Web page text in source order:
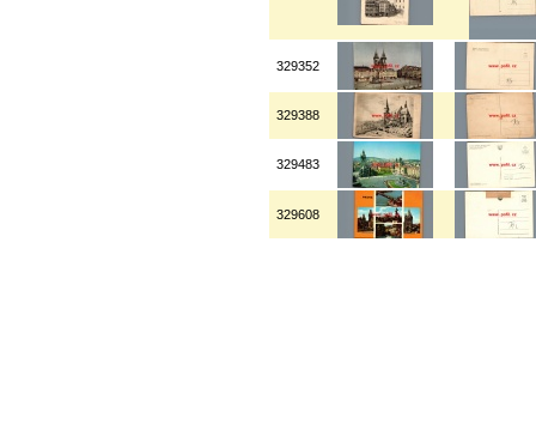
329352
329388
329483
329608